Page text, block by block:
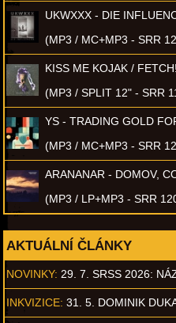
UKWXXX - DIE
(MP3 / MC+MP3 - SRR
KISS ME KOJAK /
(MP3 / SPLIT 12" - SRR
YS - TRADING GOLD
(MP3 / MC+MP3 - SRR
ARANANAR - DOMOV,
(MP3 / LP+MP3 - SRR
AKTUÁLNÍ ČLÁNKY
NOVINKY: 29. 7. SRSS 2026:
INKVIZICE: 31. 5. DOMINIK